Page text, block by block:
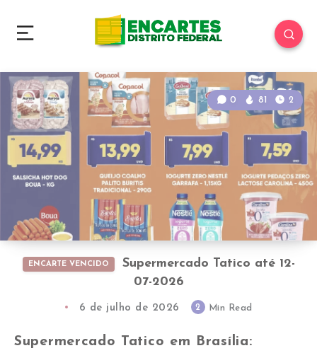
0 81 2
ENCARTE VENCIDO
Supermercado Tatico até 12-
07-2026
6 de julho de 2026 2 Min Read
Supermercado Tatico em Brasília: